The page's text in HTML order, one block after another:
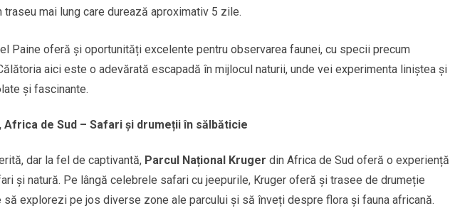
traseu mai lung care durează aproximativ 5 zile.
Paine oferă și oportunități excelente pentru observarea faunei, cu specii precum
aici este o adevărată escapadă în mijlocul naturii, unde vei experimenta liniștea și
și fascinante.
Africa de Sud – Safari și drumeții în sălbăticie
dar la fel de captivantă, Parcul Național Kruger din Africa de Sud oferă o experiență
și natură. Pe lângă celebrele safari cu jeepurile, Kruger oferă și trasee de drumeție
explorezi pe jos diverse zone ale parcului și să înveți despre flora și fauna africană.